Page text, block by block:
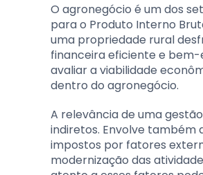
O agronegócio é um dos
para o Produto Interno
uma propriedade rural
financeira eficiente e
avaliar a viabilidade
dentro do agronegócio.
A relevância de uma
indiretos. Envolve também
impostos por fatores
modernização das